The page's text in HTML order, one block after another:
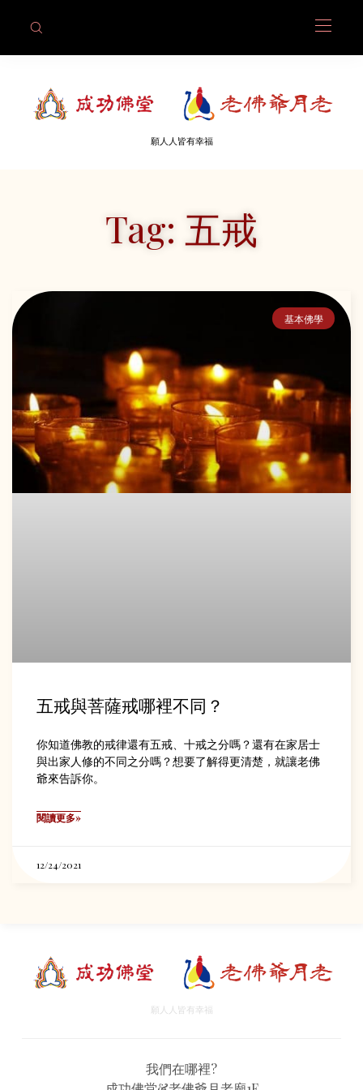
願人人皆有幸福
Tag: 五戒
基本佛學
五戒與菩薩戒哪裡不同？
你知道佛教的戒律還有五戒、十戒之分嗎？還有在家居士
與出家人修的不同之分嗎？想要了解得更清楚，就讓老佛
爺來告訴你。
閱讀更多»
12/24/2021
願人人皆有幸福
我們在哪裡?